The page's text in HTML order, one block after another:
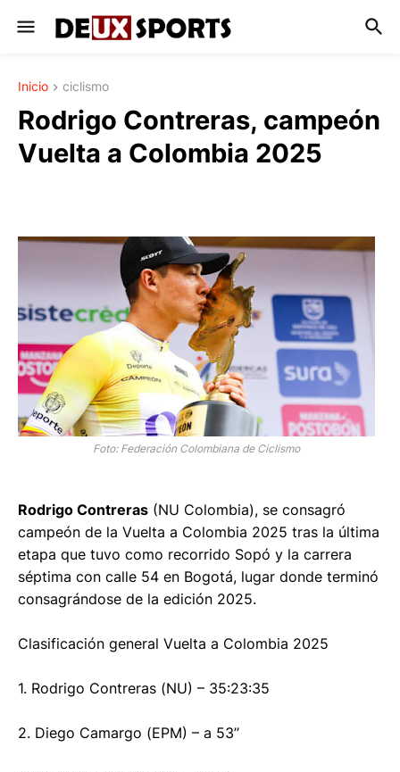
Inicio ciclismo
Rodrigo Contreras, campeón
Vuelta a Colombia 2025
Foto: Federación Colombiana de Ciclismo
Rodrigo Contreras (NU Colombia), se consagró
campeón de la Vuelta a Colombia 2025 tras la última
etapa que tuvo como recorrido Sopó y la carrera
séptima con calle 54 en Bogotá, lugar donde terminó
consagrándose de la edición 2025.
Clasificación general Vuelta a Colombia 2025
1. Rodrigo Contreras (NU) – 35:23:35
2. Diego Camargo (EPM) – a 53’’